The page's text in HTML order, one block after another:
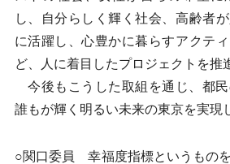
し、自分らしく輝く社会、高齢者
に活躍し、心豊かに暮らすアクテ
ど、人に着目したプロジェクトを推
今後もこうした取組を通じ、都民
誰もが輝く明るい未来の東京を実現
○関口委員 幸福度指標というもの